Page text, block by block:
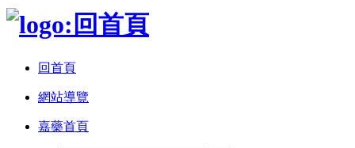
回首頁
網站導覽
嘉藥首頁